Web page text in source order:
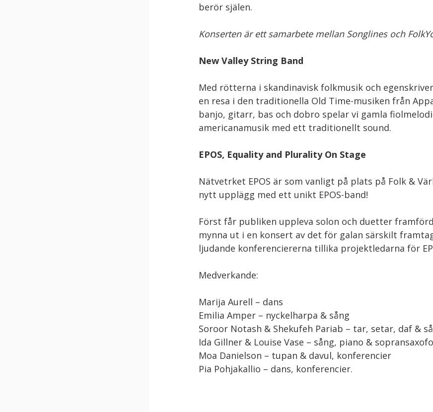
berör själen.
Konserten är ett samarbete mellan Songlines och
New Valley String Band
Med rötterna i skandinavisk folkmusik och
en resa i den traditionella Old Time-musiken från
banjo, gitarr, bas och dobro spelar vi gamla
americanamusik med ett traditionellt sound.
EPOS, Equality and Plurality On Stage
Nätvetrket EPOS är som vanligt på plats på Folk &
nytt upplägg med ett unikt EPOS-band!
Först får publiken uppleva solon och duetter
mynna ut i en konsert av det för galan särskilt
ljudande konferenciererna tillika projektledarna för
Medverkande:
Marija Aurell – dans
Emilia Amper – nyckelharpa & sång
Soroor Notash & Shekufeh Pariab – tar, setar, daf &
Ida Gillner & Louise Vase – sång, piano &
Moa Danielson – tupan & davul, konferencier
Pia Pohjakallio – dans, konferencier.